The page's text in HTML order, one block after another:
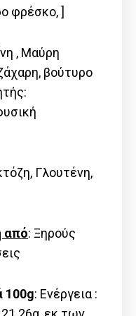
φρέσκο, ]
, Μαύρη
βούτυρο
Γλουτένη,
από: Ξηρούς
100g: Ενέργεια :